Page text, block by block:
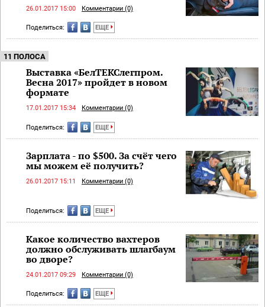
26.01.2017 15:00 Комментарии (0)
Поделиться: ЕЩЕ
11 ПОЛОСА
Выставка «БелТЕКСлегпром.
Весна 2017» пройдет в новом
формате
17.01.2017 15:34 Комментарии (0)
Поделиться: ЕЩЕ
Зарплата - по $500. За счёт чего
мы можем её получить?
26.01.2017 15:11 Комментарии (0)
Поделиться: ЕЩЕ
Какое количество вахтеров
должно обслуживать шлагбаум
во дворе?
24.01.2017 09:29 Комментарии (0)
Поделиться: ЕЩЕ